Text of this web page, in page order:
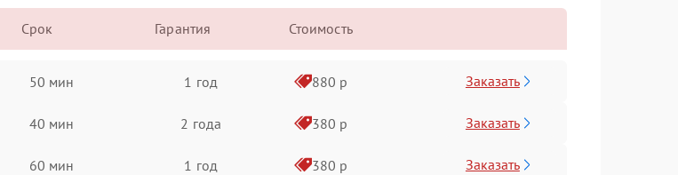
Срок Гарантия Стоимость
50 мин 1 год 880 р Заказать
40 мин 2 года 380 р Заказать
60 мин 1 год 380 р Заказать